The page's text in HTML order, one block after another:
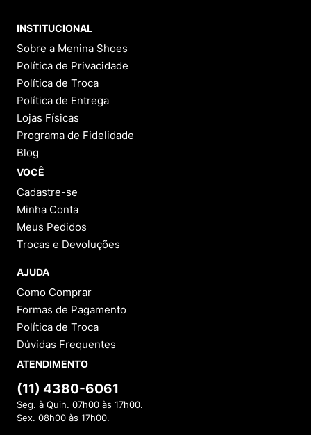
INSTITUCIONAL
Sobre a Menina Shoes
Política de Privacidade
Política de Troca
Política de Entrega
Lojas Físicas
Programa de Fidelidade
Blog
VOCÊ
Cadastre-se
Minha Conta
Meus Pedidos
Trocas e Devoluções
AJUDA
Como Comprar
Formas de Pagamento
Política de Troca
Dúvidas Frequentes
ATENDIMENTO
(11) 4380-6061
Seg. à Quin. 07h00 às 17h00.
Sex. 08h00 às 17h00.